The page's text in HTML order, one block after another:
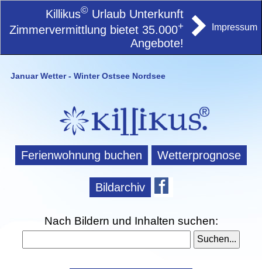
Killikus© Urlaub Unterkunft
Zimmervermittlung bietet 35.000+
Angebote!
Impressum
Januar Wetter - Winter Ostsee Nordsee
Ferienwohnung buchen Wetterprognose
Bildarchiv
Nach Bildern und Inhalten suchen: